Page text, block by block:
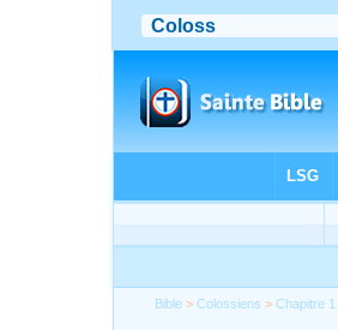
Bible >Colossiens >Chapitre 1